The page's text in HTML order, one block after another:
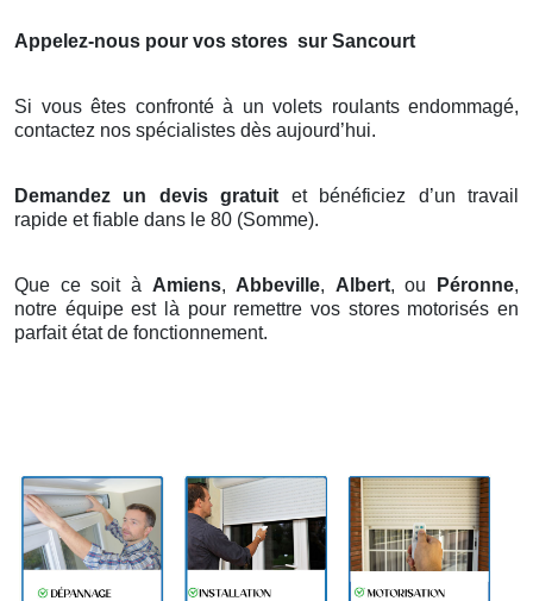
Appelez-nous pour vos stores sur Sancourt
Si vous êtes confronté à un volets roulants endommagé,
contactez nos spécialistes dès aujourd’hui.
Demandez un devis gratuit et bénéficiez d’un travail
rapide et fiable dans le 80 (Somme).
Que ce soit à Amiens, Abbeville, Albert, ou Péronne,
notre équipe est là pour remettre vos stores motorisés en
parfait état de fonctionnement.